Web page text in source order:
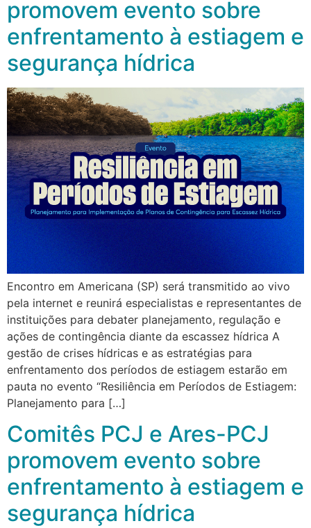
promovem evento sobre
enfrentamento à estiagem e
segurança hídrica
Encontro em Americana (SP) será transmitido ao vivo
pela internet e reunirá especialistas e representantes de
instituições para debater planejamento, regulação e
ações de contingência diante da escassez hídrica A
gestão de crises hídricas e as estratégias para
enfrentamento dos períodos de estiagem estarão em
pauta no evento “Resiliência em Períodos de Estiagem:
Planejamento para […]
Comitês PCJ e Ares-PCJ
promovem evento sobre
enfrentamento à estiagem e
segurança hídrica